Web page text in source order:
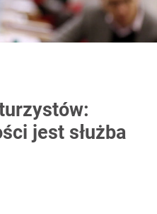
jest służba